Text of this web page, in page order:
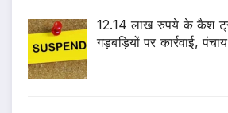
12.14 लाख रुपये के कैश
गड़बड़ियों पर कार्रवाई,